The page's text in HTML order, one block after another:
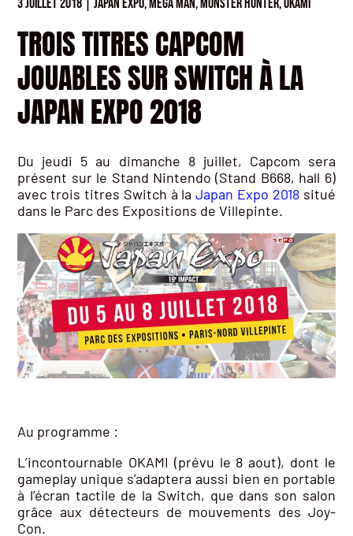
TROIS TITRES CAPCOM
JOUABLES SUR SWITCH À LA
JAPAN EXPO 2018
3 JUILLET 2018 |JAPAN EXPO, MEGA MAN, MONSTER HUNTER,OKAMI
Du jeudi 5 au dimanche 8 juillet, Capcom sera
présent sur le Stand Nintendo (Stand B668, hall 6)
avec trois titres Switch à laJapan Expo 2018situé
dans le Parc des Expositions de Villepinte.
Au programme :
L’incontournable OKAMI (prévu le 8 aout), dont le
gameplay unique s’adaptera aussi bien en portable
à l’écran tactile de la Switch, que dans son salon
grâce aux détecteurs de mouvements des Joy-
Con.